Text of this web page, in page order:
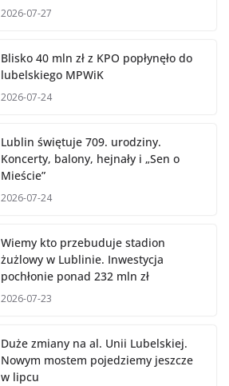
2026-07-27
Blisko 40 mln zł z KPO popłynęło do
lubelskiego MPWiK
2026-07-24
Lublin świętuje 709. urodziny.
Koncerty, balony, hejnały i „Sen o
Mieście”
2026-07-24
Wiemy kto przebuduje stadion
żużlowy w Lublinie. Inwestycja
pochłonie ponad 232 mln zł
2026-07-23
Duże zmiany na al. Unii Lubelskiej.
Nowym mostem pojedziemy jeszcze
w lipcu